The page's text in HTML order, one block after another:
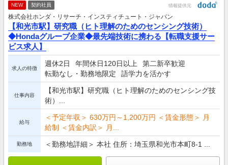
NEW 契約社員 情報提供元
株式会社ホンダ・リサーチ・インスティチュート・ジャパン
【和光市駅】研究職（ヒト理解のためのセンシング技術）
◆Hondaグループ企業◆最先端技術に携わる【転職支援サー
ビス求人】
求人の特徴
週休2日 年間休日120日以上
第二新卒歓迎
転勤なし・勤務地限定
語学力を活かす
仕事内容
【和光市駅】研究職（ヒト理解のためのセンシング技
術）...
給与
＜予定年収＞ 630万円～1,200万円 ＜賃金形態＞ 月
給制 ＜賃金内訳＞ 月...
勤務地 ＜勤務地詳細＞ 本社 住所：埼玉県和光市本町8-1 ...